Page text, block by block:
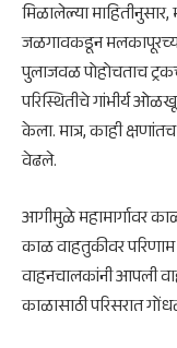
मिळालेल्या
जळगावकडून
पुलाजवळ पोहोचताच
परिस्थितीचे गांभीर्य
केला. मात्र, काही
वेढले.
आगीमुळे महामार्गावर
काळ वाहतुकीवर
वाहनचालकांनी आपली
काळासाठी परिसरात